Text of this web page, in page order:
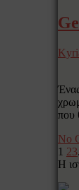
που
No
1 23
Η